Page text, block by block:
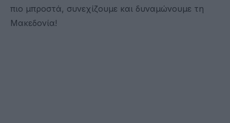
πιο μπροστά, συνεχίζουμε και δυναμώνουμε τη
Μακεδονία!‬